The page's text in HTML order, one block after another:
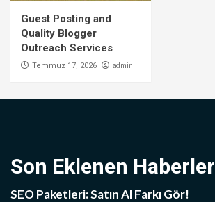
Guest Posting and
Quality Blogger
Outreach Services
Temmuz 17, 2026 admin
Son Eklenen Haberler
SEO Paketleri: Satın Al Farkı Gör!